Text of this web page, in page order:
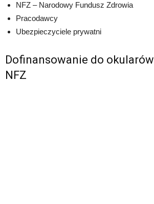
NFZ – Narodowy Fundusz Zdrowia
Pracodawcy
Ubezpieczyciele prywatni
Dofinansowanie do
NFZ